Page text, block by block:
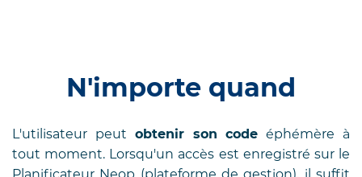
N'importe quand
L'utilisateur peut obtenir son code éphémère à
tout moment. Lorsqu'un accès est enregistré sur le